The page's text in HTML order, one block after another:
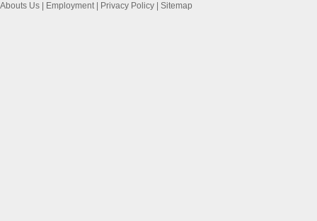
Abouts Us Employment| Privacy Policy Sitemap